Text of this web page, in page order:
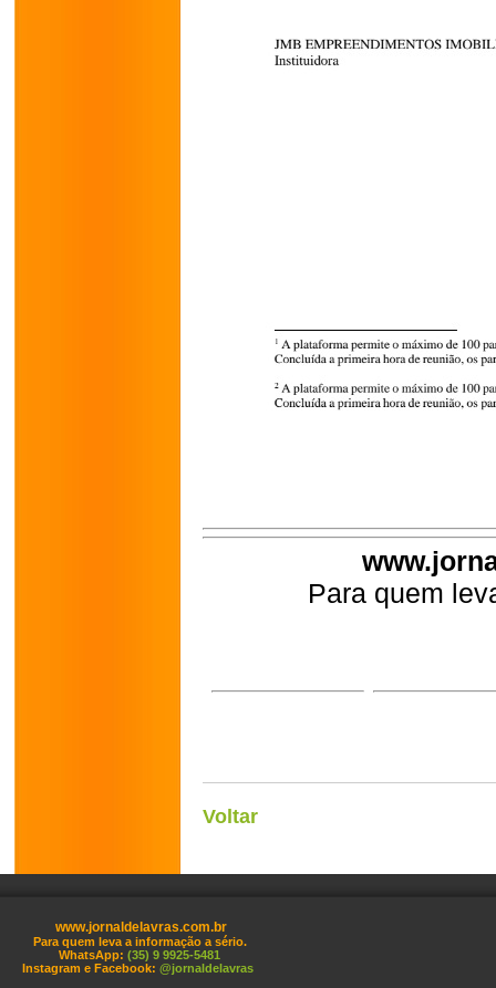
Para quem
Voltar
www.jornaldelavras.com.br
Para quem leva a informação a sério.
WhatsApp: (35) 9 9925-5481
Instagram e Facebook: @jornaldelavras